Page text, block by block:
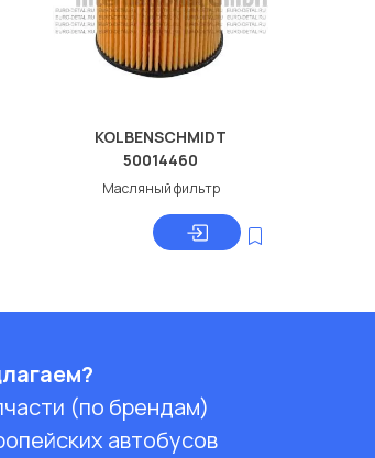
KOLBENSCHMIDT
50014460
Масляный фильтр
(по брендам)
автобусов